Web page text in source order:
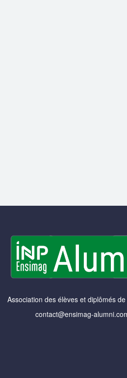
Association des élèves et diplômés
contact@ensimag-